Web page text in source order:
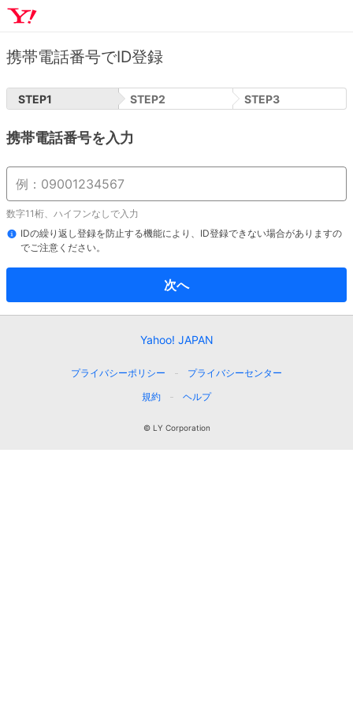
携帯電話番号でID登録
STEP1 STEP2 STEP3
携帯電話番号を入力
数字11桁、ハイフンなしで入力
IDの繰り返し登録を防止する機能により、ID登録できない場合がありますの
でご注意ください。
次へ
Yahoo! JAPAN
プライバシーポリシー
プライバシーセンター
規約
ヘルプ
© LY Corporation